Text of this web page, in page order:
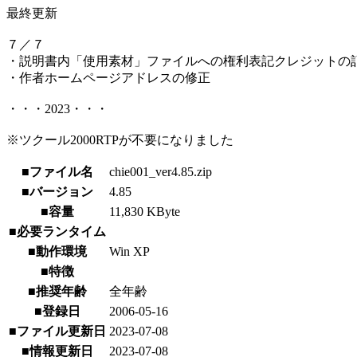
最終更新
７／７
・説明書内「使用素材」ファイルへの権利表記クレジットの
・作者ホームページアドレスの修正
・・・2023・・・
※ツクール2000RTPが不要になりました
■ファイル名
chie001_ver4.85.zip
■バージョン
4.85
■容量
11,830 KByte
■必要ランタイム
■動作環境
Win XP
■特徴
■推奨年齢
全年齢
■登録日
2006-05-16
■ファイル更新日 2023-07-08
■情報更新日
2023-07-08